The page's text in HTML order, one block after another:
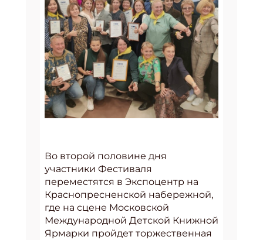
Во второй половине дня
участники Фестиваля
переместятся в Экспоцентр на
Краснопресненской набережной,
где на сцене Московской
Международной Детской Книжной
Ярмарки пройдет торжественная